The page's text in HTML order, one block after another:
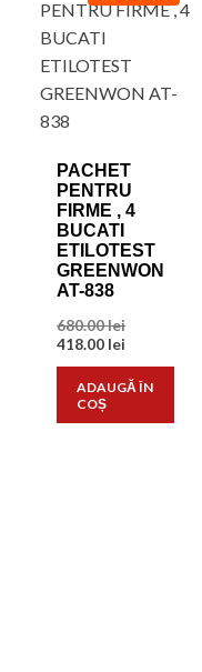
PACHET
PENTRU
FIRME , 4
BUCATI
ETILOTEST
GREENWON
AT-838
680.00leiPrețul
a
fost:
418.00 lei
curent
este:
ADAUGĂ ÎN
COȘ